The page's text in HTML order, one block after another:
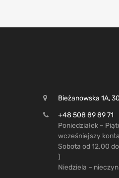
Bieżanowska 1A,
+48 508 89 89 71
Poniedziałek –
wcześniejszy
Sobota od 12.00
)
Niedziela –